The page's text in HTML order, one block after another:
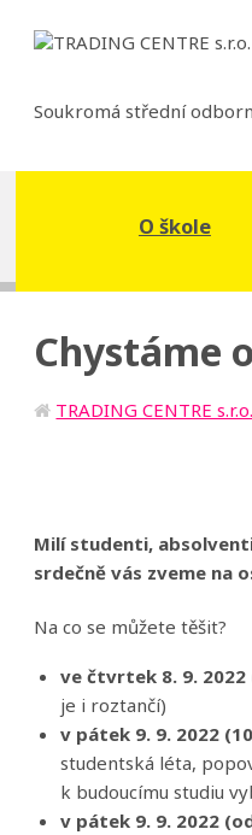
Soukromá střední
O škole
Chystáme
TRADING CENTRE s.r.o.
Milí studenti,
srdečně vás zveme na
Na co se můžete těšit?
ve čtvrtek 8. 9. 2022
je i roztančí)
v pátek 9. 9. 2022
studentská léta,
k budoucímu studiu
v pátek 9. 9. 2022